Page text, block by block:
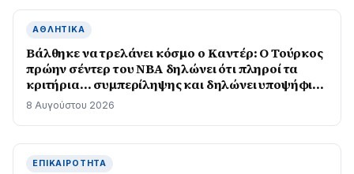
ΑΘΛΗΤΙΚΆ
Βάλθηκε να τρελάνει κόσμο ο Καντέρ: Ο Τούρκος
πρώην σέντερ του NBA δηλώνει ότι πληροί τα
κριτήρια… συμπερίληψης και δηλώνει υποψήφιος
να παίξει στο WNBA
8 Αυγούστου 2026
ΕΠΙΚΑΙΡΌΤΗΤΑ